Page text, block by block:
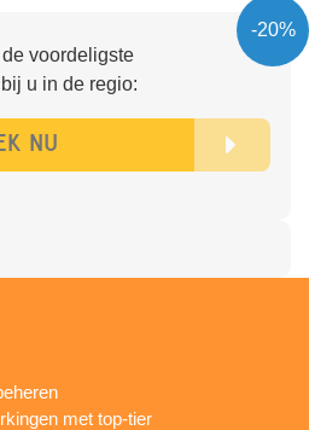
-20%
voordeligste
u in de regio:
met top-tier